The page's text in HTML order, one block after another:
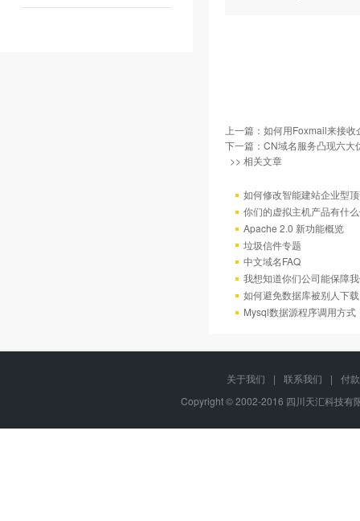
上一篇： 如何用Foxmail来接收
下一篇： CN域名服务凸现六大
>> 相关文章
如何修改智能建站企业型
你们的虚拟主机产品有什
Apache 2.0 新功能概览
垃圾信件专题
中文域名FAQ
我想知道你们公司能保障
如何避免数据库被别人下
Mysql数据源程序调用方
关于我们 | 联系我们 |
付
Copyright © 2002-2016 四川天汇科技